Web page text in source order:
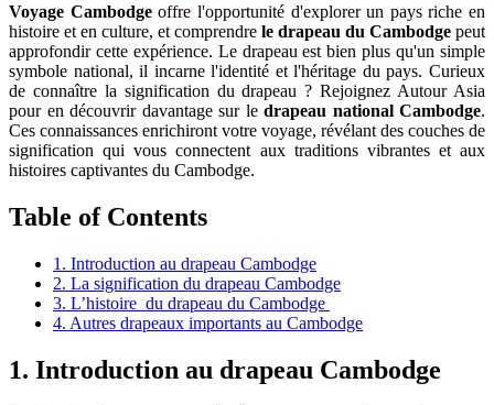
Voyage Cambodgeoffre l'opportunité d'explorer un pays riche en
histoire et en culture, et comprendre le drapeau du Cambodge peut
approfondir cette expérience. Le drapeau est bien plus qu'un simple
symbole national, il incarne l'identité et l'héritage du pays. Curieux
de connaître la signification du drapeau ? Rejoignez Autour Asia
pour en découvrir davantage sur le drapeau national Cambodge.
Ces connaissances enrichiront votre voyage, révélant des couches de
signification qui vous connectent aux traditions vibrantes et aux
histoires captivantes du Cambodge.
Table of Contents
1. Introduction au drapeau Cambodge
2. La signification du drapeau Cambodge
3. L’histoire du drapeau du Cambodge
4. Autres drapeaux importants au Cambodge
1. Introduction au drapeau Cambodge